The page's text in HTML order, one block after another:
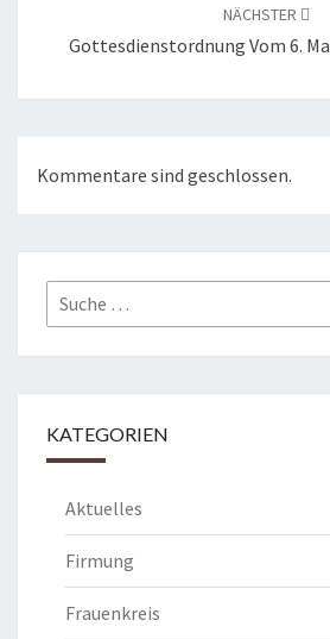
NÄCHSTER
Gottesdienstordnung Vom 6.
Kommentare sind geschlossen.
Suche
nach:
KATEGORIEN
Aktuelles
Firmung
Frauenkreis